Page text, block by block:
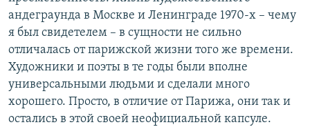
андеграунда в Москве и Ленинграде 1970-х – чему
я был свидетелем – в сущности не сильно
отличалась от парижской жизни того же времени.
Художники и поэты в те годы были вполне
универсальными людьми и сделали много
хорошего. Просто, в отличие от Парижа, они так и
остались в этой своей неофициальной капсуле.